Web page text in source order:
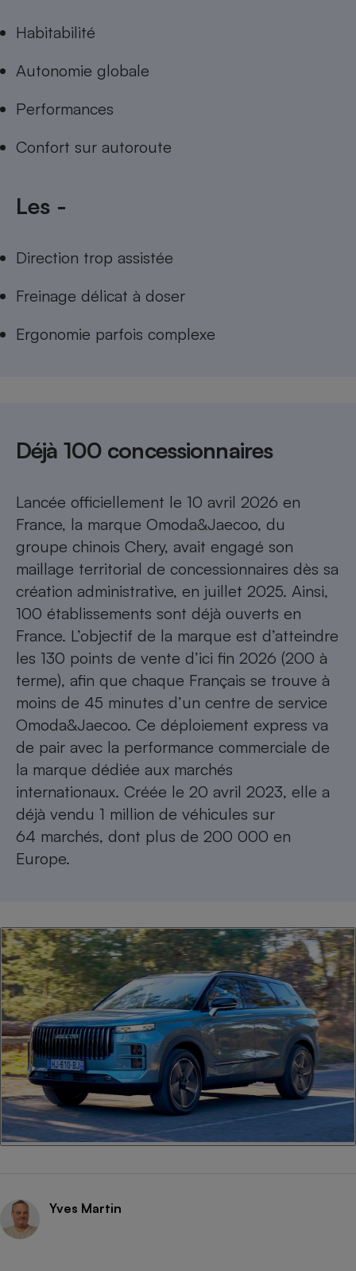
Habitabilité
Autonomie globale
Performances
Confort sur autoroute
Les -
Direction trop assistée
Freinage délicat à doser
Ergonomie parfois complexe
Déjà 100 concessionnaires
Lancée officiellement le 10 avril 2026 en
France, la marque Omoda&Jaecoo, du
groupe chinois Chery, avait engagé son
maillage territorial de concessionnaires dès sa
création administrative, en juillet 2025. Ainsi,
100 établissements sont déjà ouverts en
France. L’objectif de la marque est d’atteindre
les 130 points de vente d’ici fin 2026 (200 à
terme), afin que chaque Français se trouve à
moins de 45 minutes d’un centre de service
Omoda&Jaecoo. Ce déploiement express va
de pair avec la performance commerciale de
la marque dédiée aux marchés
internationaux. Créée le 20 avril 2023, elle a
déjà vendu 1 million de véhicules sur
64 marchés, dont plus de 200 000 en
Europe.
Yves Martin